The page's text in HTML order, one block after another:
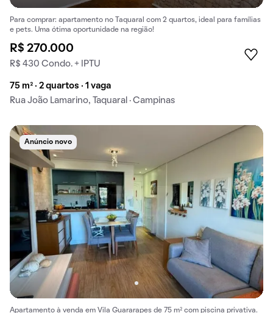
Para comprar: apartamento no Taquaral com 2 quartos, ideal para famílias
e pets. Uma ótima oportunidade na região!
R$ 270.000
R$ 430 Condo. + IPTU
75 m² · 2 quartos · 1 vaga
Rua João Lamarino, Taquaral · Campinas
Anúncio novo
Apartamento à venda em Vila Guararapes de 75 m² com piscina privativa.